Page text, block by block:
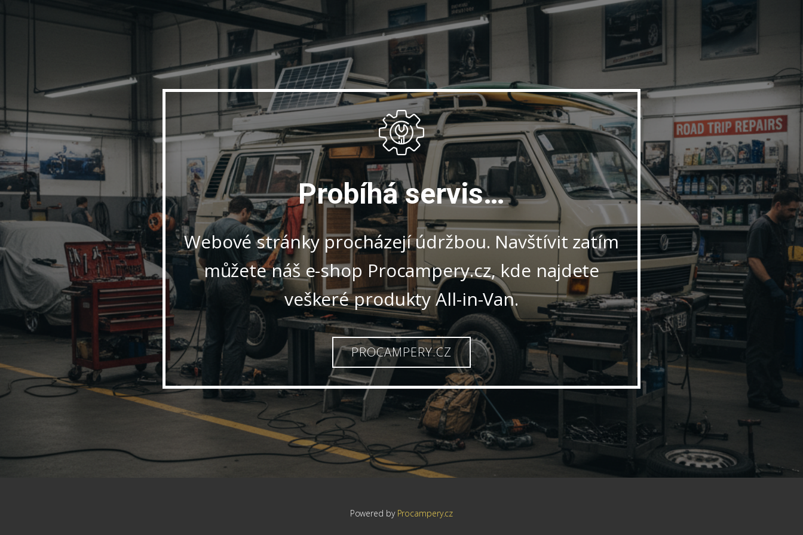
Probíhá servis…
Webové stránky procházejí údržbou. Navštívit zatím
můžete náš e-shop Procampery.cz, kde najdete
veškeré produkty All-in-Van.
PROCAMPERY.CZ
Powered by Procampery.cz